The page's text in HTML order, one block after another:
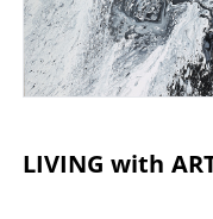
LIVING with